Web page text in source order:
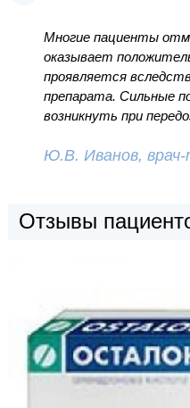
Многие пациенты
оказывает
проявляется
препарата. Сильные
возникнуть при
Ю.В. Иванов,
Отзывы